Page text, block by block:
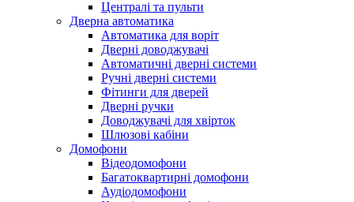
Централі та пульти
Дверна автоматика
Автоматика для воріт
Дверні доводжувачі
Автоматичні дверні системи
Ручні дверні системи
Фітинги для дверей
Дверні ручки
Доводжувачі для хвірток
Шлюзові кабіни
Домофони
Відеодомофони
Багатоквартирні домофони
Аудіодомофони